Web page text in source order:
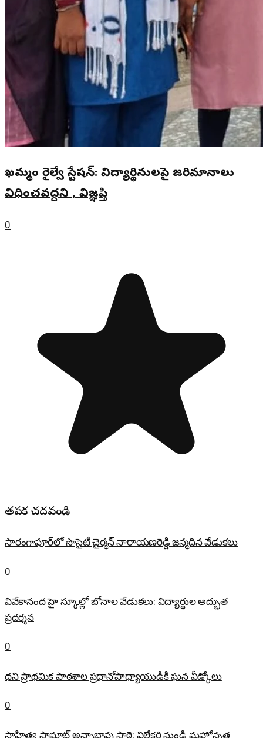
ఖమ్మం రైల్వే స్టేషన్: విద్యార్థినులపై జరిమానాలు
విధించవద్దని , విజ్ఞప్తి
0
తప్పక చదవండి
సారంగాపూర్‌లో సొసైటీ చైర్మన్ నారాయణరెడ్డి జన్మదిన వేడుకలు
0
వివేకానంద హై స్కూల్లో బోనాల వేడుకలు: విద్యార్థుల అద్భుత
ప్రదర్శన
0
ధని ప్రాథమిక పాఠశాల ప్రధానోపాధ్యాయుడికి ఘన వీడ్కోలు
0
సాహిత్య సామ్రాట్ అన్నాభావు సాఠె: విలేకరి నుండి మహోన్నత